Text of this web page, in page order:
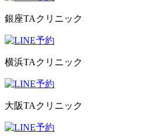
銀座TAクリニック
横浜TAクリニック
大阪TAクリニック